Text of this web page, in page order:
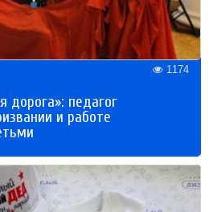
1174
дорога»: педагог
и работе